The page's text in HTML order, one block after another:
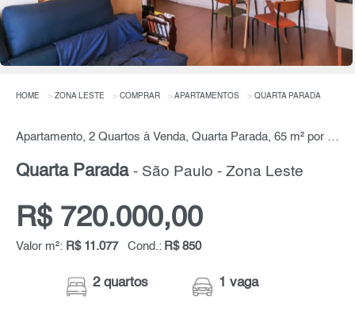
HOME ZONA LESTE COMPRAR APARTAMENTOS QUARTA PARADA
Apartamento, 2 Quartos à Venda, Quarta Parada, 65 m² por R$ 720.000,00
Quarta Parada - São Paulo - Zona Leste
R$ 720.000,00
Valor m²: R$ 11.077 Cond.: R$ 850
2 quartos 1 vaga